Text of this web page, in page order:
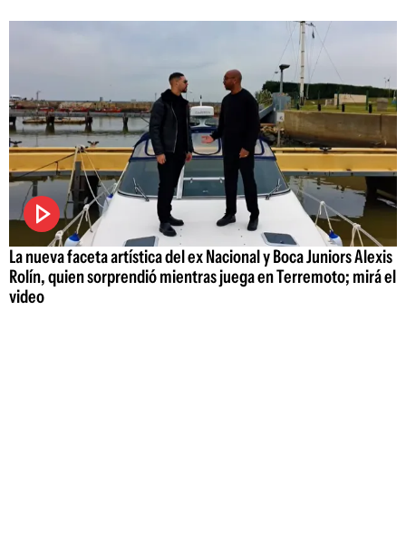
La nueva faceta artística del ex Nacional y Boca Juniors Alexis
Rolín, quien sorprendió mientras juega en Terremoto; mirá el
video